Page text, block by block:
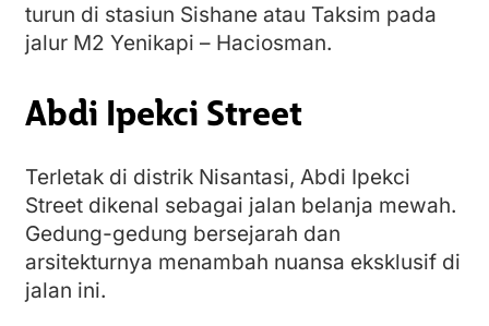
turun di stasiun Sishane atau Taksim pada
jalur M2 Yenikapi – Haciosman.
Abdi Ipekci Street
Terletak di distrik Nisantasi, Abdi Ipekci
Street dikenal sebagai jalan belanja mewah.
Gedung-gedung bersejarah dan
arsitekturnya menambah nuansa eksklusif di
jalan ini.